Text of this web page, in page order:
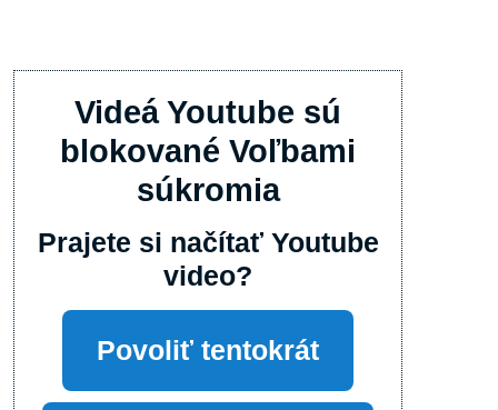
Videá Youtube sú
blokované Voľbami
súkromia
Prajete si načítať Youtube
video?
Povoliť tentokrát